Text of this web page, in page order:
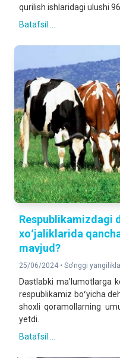
qurilish ishlaridagi ulushi
Batafsil ...
Respublikamizdagi
xoʻjaliklarida
mavjud?
25/06/2024 • So'nggi
Dastlabki maʼlumotlarga
respublikamiz boʻyicha
shoxli qoramollarning
yetdi.
Batafsil ...